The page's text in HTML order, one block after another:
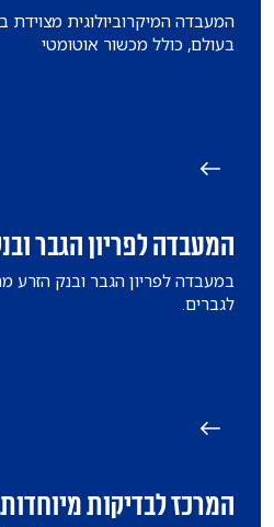
המעבדה המיקרוביולוגית
בעולם, כולל מכשור אוטומטי
המעבדה לפריון הגבר
במעבדה לפריון הגבר ובנק הזרע
לגברים.
המרכז לבדיקות מיוחדות